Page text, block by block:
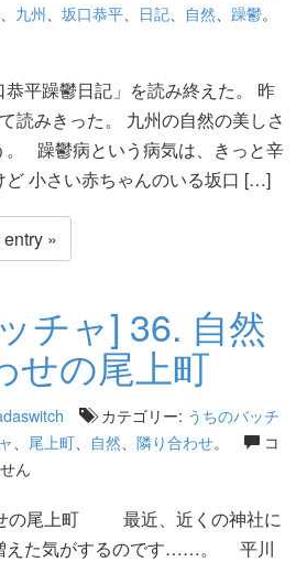
九州 坂口恭平 日記 自然 躁鬱。
平躁鬱日記」を読み終えた。 昨
読みきった。 九州の自然の美しさ
。 躁鬱病という病気は、きっと辛
ど 小さい赤ちゃんのいる坂口 […]
»
チャ] 36. 自然
せの尾上町
カテゴリー: うちのバッチ
尾上町 自然 隣り合わせ。
コ
ん
の尾上町 最近、近くの神社に
えた気がするのです……。 平川